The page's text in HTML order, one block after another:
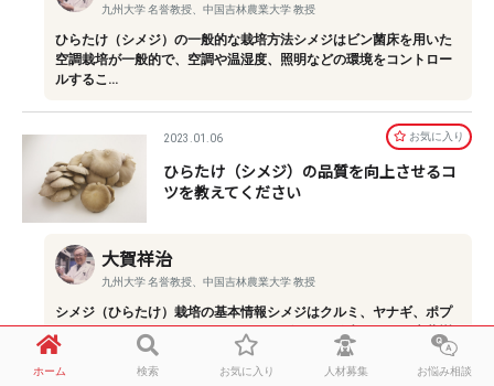
九州大学 名誉教授、中国吉林農業大学 教授
ひらたけ（シメジ）の一般的な栽培方法シメジはビン菌床を用いた
空調栽培が一般的で、空調や温湿度、照明などの環境をコントロー
ルするこ…
2023.01.06 お気に⼊り
ひらたけ（シメジ）の品質を向上させるコ
ツを教えてください
大賀祥治
九州大学 名誉教授、中国吉林農業大学 教授
シメジ（ひらたけ）栽培の基本情報シメジはクルミ、ヤナギ、ポプ
ラ、アカシヤ、ハンノキ、クワ、リンゴなどに発生します。広葉樹
を腐らせ…
ホーム 検索 お気に入り 人材募集 お悩み相談